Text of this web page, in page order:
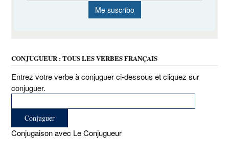
CONJUGUEUR : TOUS LES VERBES FRANÇAIS
Entrez votre verbe à conjuguer ci-dessous et cliquez sur
conjuguer.
Conjugaison avec Le Conjugueur